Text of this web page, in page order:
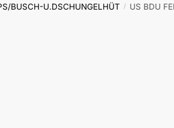
BUSCH-U.DSCHUNGELHÜT / US BDU